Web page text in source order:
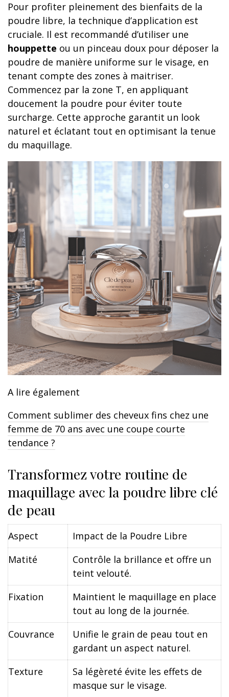
Pour profiter pleinement des bienfaits de la
poudre libre, la technique d’application est
cruciale. Il est recommandé d’utiliser une
houppette ou un pinceau doux pour déposer la
poudre de manière uniforme sur le visage, en
tenant compte des zones à maitriser.
Commencez par la zone T, en appliquant
doucement la poudre pour éviter toute
surcharge. Cette approche garantit un look
naturel et éclatant tout en optimisant la tenue
du maquillage.
A lire également
Comment sublimer des cheveux fins chez une
femme de 70 ans avec une coupe courte
tendance ?
Transformez votre routine de
maquillage avec la poudre libre clé
de peau
Aspect
Impact de la Poudre Libre
Matité
Contrôle la brillance et offre un
teint velouté.
Fixation
Maintient le maquillage en place
tout au long de la journée.
Couvrance
Unifie le grain de peau tout en
gardant un aspect naturel.
Texture
Sa légèreté évite les effets de
masque sur le visage.